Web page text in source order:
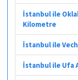
İstanbul ile
Kilometre
İstanbul ile
İstanbul ile Ufa